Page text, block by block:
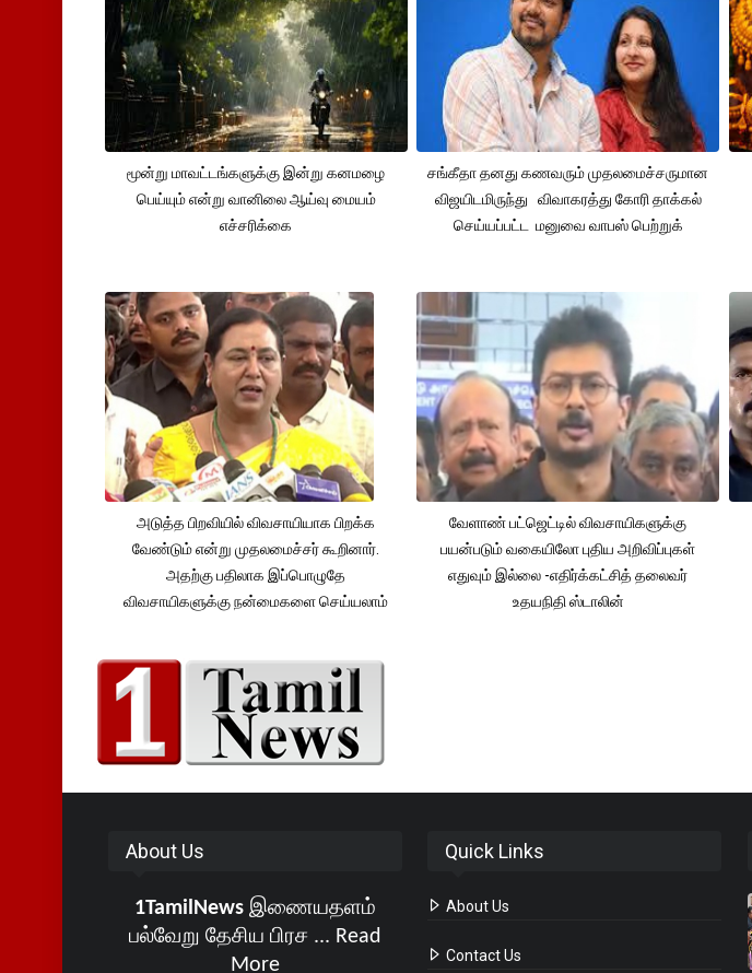
மூன்று மாவட்டங்களுக்கு இன்று கனமழை
பெய்யும் என்று வானிலை ஆய்வு மையம்
எச்சரிக்கை
சங்கீதா தனது கணவரும் முதலமைச்சருமான
விஜயிடமிருந்து விவாகரத்து கோரி தாக்கல்
செய்யப்பட்ட மனுவை வாபஸ் பெற்றுக்
அடுத்த பிறவியில் விவசாயியாக பிறக்க
வேண்டும் என்று முதலமைச்சர் கூறினார்.
அதற்கு பதிலாக இப்பொழுதே
விவசாயிகளுக்கு நன்மைகளை செய்யலாம்
வேளாண் பட்ஜெட்டில் விவசாயிகளுக்கு
பயன்படும் வகையிலோ புதிய அறிவிப்புகள்
எதுவும் இல்லை -எதிர்க்கட்சித் தலைவர்
உதயநிதி ஸ்டாலின்
About Us
1TamilNewsஇணையதளம்
பல்வேறு தேசிய பிரச ... Read
More
Quick Links
About Us
Contact Us